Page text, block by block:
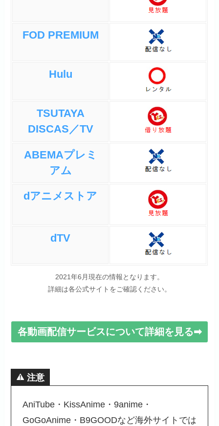
FOD PREMIUM
Hulu
TSUTAYA
DISCAS／TV
ABEMAプレミ
アム
dアニメストア
dTV
2021年6月現在の情報となります。
詳細は各公式サイトをご確認ください。
各動画配信サービスについて詳細を見る➡
注意
AniTube・KissAnime・9anime・
GoGoAnime・B9GOODなど海外サイトでは